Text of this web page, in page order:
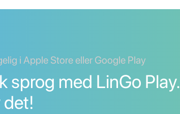
i Apple Store eller Google Play
sprog med LinGo Play.
det!